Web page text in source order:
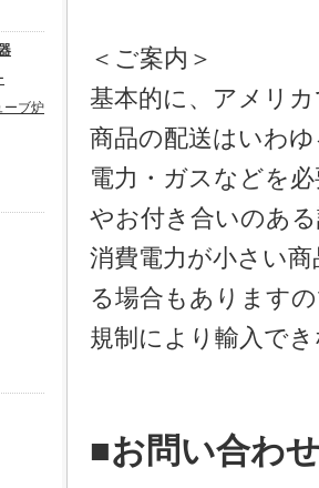
＜ご案内＞
基本的に、アメリ
商品の配送はいわ
電力・ガスなどを
やお付き合いのあ
消費電力が小さい
る場合もあります
規制により輸入で
■お問い合わ
ーブ炉